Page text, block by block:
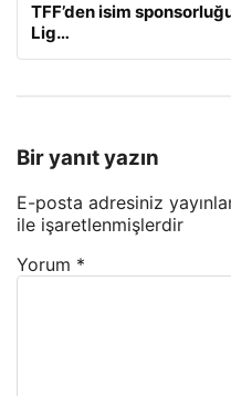
TFF’den isim
Lig…
Bir yanıt yazın
E-posta adresiniz
ile işaretlenmişlerdir
Yorum *